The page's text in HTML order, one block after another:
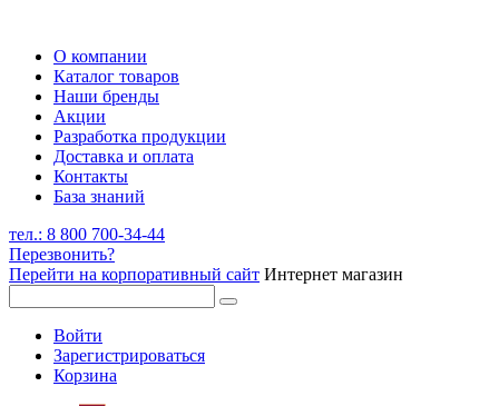
О компании
Каталог товаров
Наши бренды
Акции
Разработка продукции
Доставка и оплата
Контакты
База знаний
тел.: 8 800 700-34-44
Перезвонить?
Перейти на корпоративный сайт Интернет магазин
Войти
Зарегистрироваться
Корзина